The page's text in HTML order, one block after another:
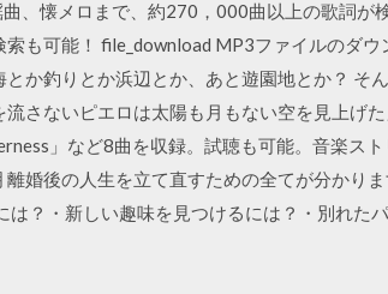
、懐メロまで、約270，000曲以上の歌詞が
も可能！ file_download MP3ファイルのダウ
か釣りとか浜辺とか、あと遊園地とか？ そ
さないピエロは太陽も月もない空を見上げ
」など8曲を収録。試聴も可能。音楽ス
婚後の人生を立て直すための全てが分かり
？・新しい趣味を見つけるには？・別れた